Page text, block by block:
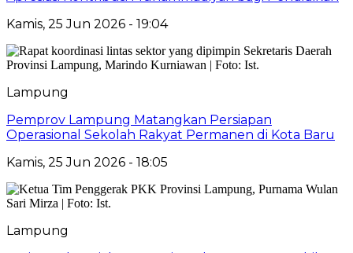
Kamis, 25 Jun 2026 - 19:04
Lampung
Pemprov Lampung Matangkan Persiapan
Operasional Sekolah Rakyat Permanen di Kota Baru
Kamis, 25 Jun 2026 - 18:05
Lampung